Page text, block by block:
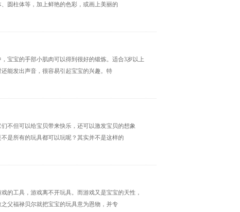
圆柱体等，加上鲜艳的色彩，或画上美丽的
宝宝的手部小肌肉可以得到很好的锻炼。适合3岁以上
能发出声音，很容易引起宝宝的兴趣。特
不但可以给宝贝带来快乐，还可以激发宝贝的想象
是所有的玩具都可以玩呢？其实并不是这样的
的工具，游戏离不开玩具。而游戏又是宝宝的天性，
父福禄贝尔就把宝宝的玩具意为恩物，并专